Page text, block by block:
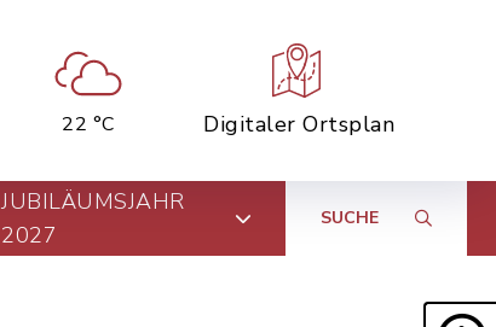
22 °C
Digitaler Ortsplan
JUBILÄUMSJAHR
2027
SUCHE